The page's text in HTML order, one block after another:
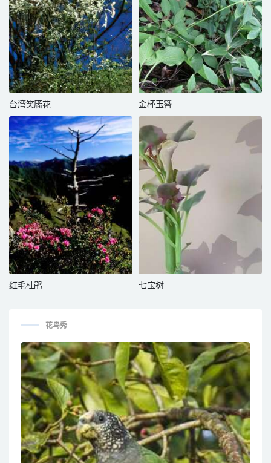
台湾笑靥花 金杯玉簪
红毛杜鹃 七宝树
花鸟秀